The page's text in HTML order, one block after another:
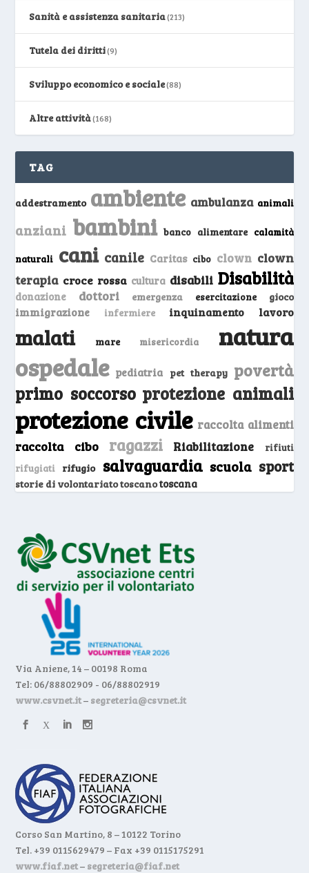
Sanità e assistenza sanitaria(213)
Tutela dei diritti(9)
Sviluppo economico e sociale(88)
Altre attività(168)
TAG
addestramento ambiente ambulanza animali
anziani bambini banco alimentare calamità
naturali cani canile Caritas cibo clown clown
terapia croce rossa cultura disabili Disabilità
donazione dottori emergenza esercitazione gioco
immigrazione infermiere inquinamento lavoro
malati mare misericordia natura
ospedale pediatria pet therapy povertà
primo soccorso protezione animali
protezione civile raccolta alimenti
raccolta cibo ragazzi Riabilitazione
rifiuti
rifugiati
rifugio salvaguardia scuola sport
storie di volontariato toscanotoscana
Via Aniene, 14 – 00198 Roma
Tel: 06/88802909 - 06/88802919
www.csvnet.it– segreteria@csvnet.it
Corso San Martino, 8 – 10122 Torino
Tel. +39 0115629479 – Fax +39 0115175291
www.fiaf.net– segreteria@fiaf.net